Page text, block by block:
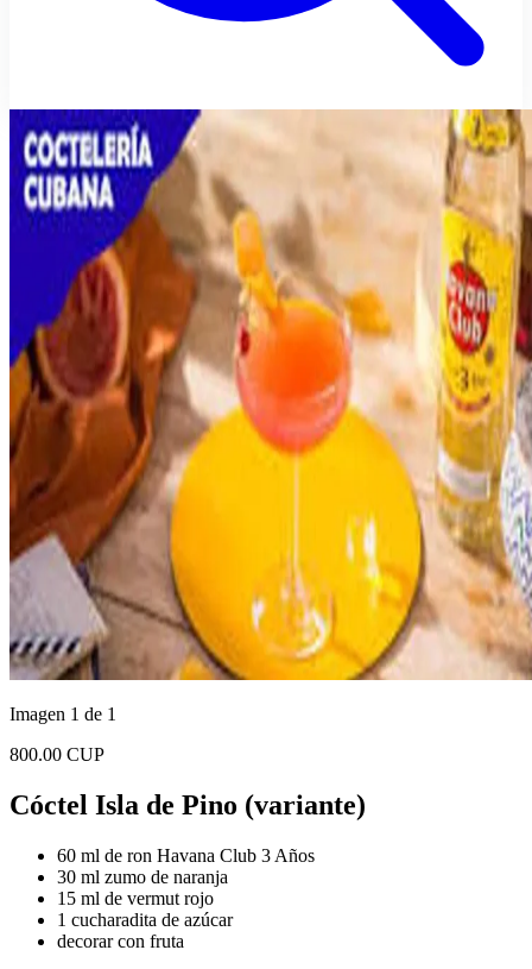
Imagen 1 de 1
800.00 CUP
Cóctel Isla de Pino (variante)
60 ml de ron Havana Club 3 Años
30 ml zumo de naranja
15 ml de vermut rojo
1 cucharadita de azúcar
decorar con fruta